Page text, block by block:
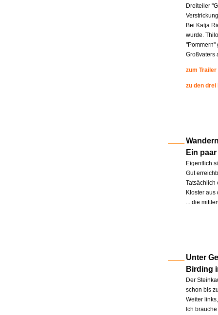
Dreiteiler
Bei Katja
wurde.
"Pommern"
Großvaters
zum Trailer
zu den
Ein
Eigentlich
Gut
Tatsächlich
Kloster
... die
Unter
Birding
Der
schon bis
Weiter
Ich